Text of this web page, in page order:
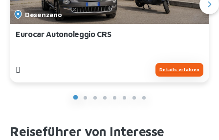
Desenzano
Eurocar Autonoleggio CRS
Details erfahren
Reiseführer von Interesse